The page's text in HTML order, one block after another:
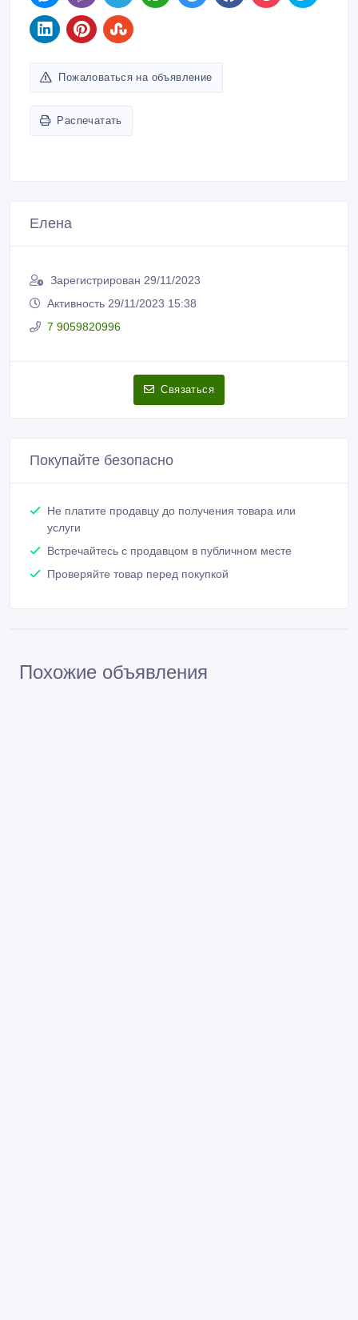
Пожаловаться на объявление
Распечатать
Елена
Зарегистрирован 29/11/2023
Активность 29/11/2023 15:38
7 9059820996
Связаться
Покупайте безопасно
Не платите продавцу до получения товара или
услуги
Встречайтесь с продавцом в публичном месте
Проверяйте товар перед покупкой
Похожие объявления